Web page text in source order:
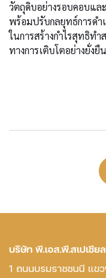
วัตถุดิบอย่างรอบคอบแล
พร้อมปรับกลยุทธ์การดำ
ในการสร้างกำไรสุทธิท
ทางการเติบโตอย่างยั่งยื
บริษัท พี.เอส.พี.สเปเชี
1 ถนนบรมราชชนนี แข